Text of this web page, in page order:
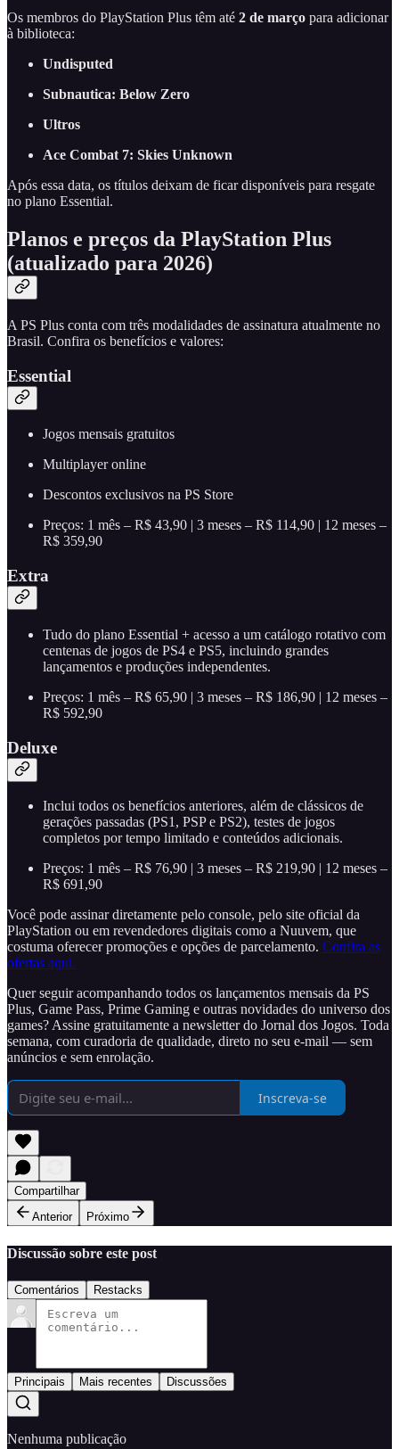
Os membros do PlayStation Plus têm até 2 de março para adicionar
à biblioteca:
Undisputed
Subnautica: Below Zero
Ultros
Ace Combat 7: Skies Unknown
Após essa data, os títulos deixam de ficar disponíveis para resgate
no plano Essential.
Planos e preços da PlayStation Plus
(atualizado para 2026)
A PS Plus conta com três modalidades de assinatura atualmente no
Brasil. Confira os benefícios e valores:
Essential
Jogos mensais gratuitos
Multiplayer online
Descontos exclusivos na PS Store
Preços: 1 mês – R$ 43,90 | 3 meses – R$ 114,90 | 12 meses –
R$ 359,90
Extra
Tudo do plano Essential + acesso a um catálogo rotativo com
centenas de jogos de PS4 e PS5, incluindo grandes
lançamentos e produções independentes.
Preços: 1 mês – R$ 65,90 | 3 meses – R$ 186,90 | 12 meses –
R$ 592,90
Deluxe
Inclui todos os benefícios anteriores, além de clássicos de
gerações passadas (PS1, PSP e PS2), testes de jogos
completos por tempo limitado e conteúdos adicionais.
Preços: 1 mês – R$ 76,90 | 3 meses – R$ 219,90 | 12 meses –
R$ 691,90
Você pode assinar diretamente pelo console, pelo site oficial da
PlayStation ou em revendedores digitais como a Nuuvem, que
costuma oferecer promoções e opções de parcelamento. Confira as
ofertas aqui.
Quer seguir acompanhando todos os lançamentos mensais da PS
Plus, Game Pass, Prime Gaming e outras novidades do universo dos
games? Assine gratuitamente a newsletter do Jornal dos Jogos. Toda
semana, com curadoria de qualidade, direto no seu e-mail — sem
anúncios e sem enrolação.
Inscreva-se
Compartilhar
Anterior
Próximo
Discussão sobre este post
Comentários Restacks
Principais Mais recentes Discussões
Nenhuma publicação